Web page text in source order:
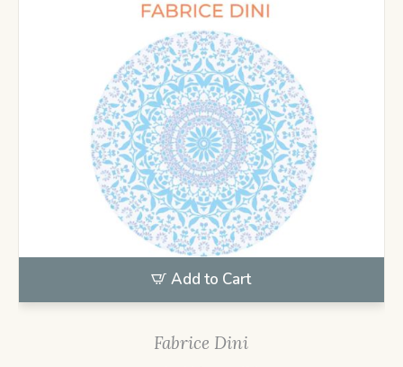
Add to Cart
Fabrice Dini